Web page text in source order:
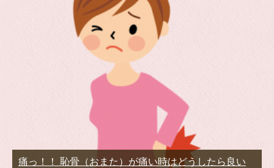
痛っ！！ 恥骨（おまた）が痛い時はどうしたら良い